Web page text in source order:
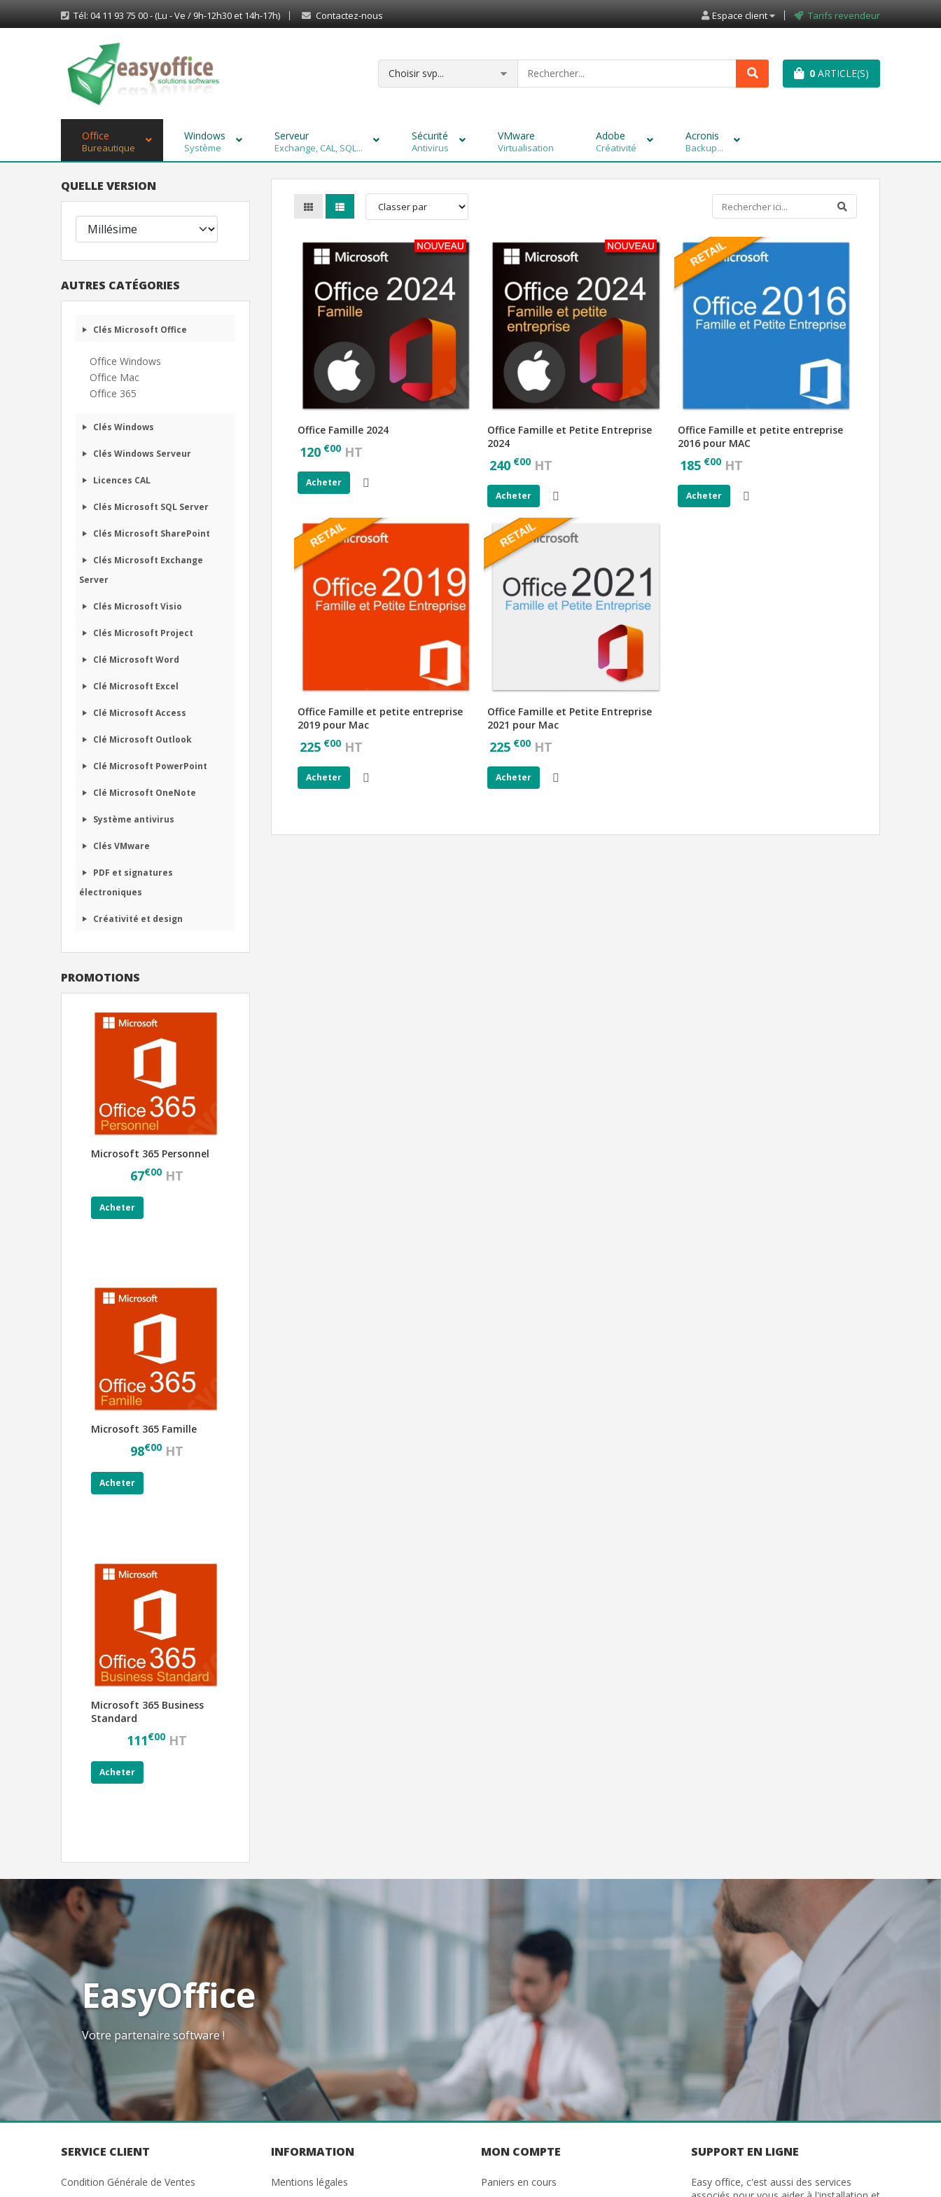
Tél: 04 11 93 75 00 - (Lu - Ve / 9h-12h30 et 14h-17h) Contactez-nous Espace client Tarifs revendeur
0 ARTICLE(S)
Office
Bureautique
Windows
Système
Serveur
Exchange, CAL, SQL...
Sécurité
Antivirus
VMware
Virtualisation
Adobe
Créativité
Acronis
Backup...
QUELLE VERSION
AUTRES CATÉGORIES
Clés Microsoft Office
Office Windows
Office Mac
Office 365
Clés Windows
Clés Windows Serveur
Licences CAL
Clés Microsoft SQL Server
Clés Microsoft SharePoint
Clés Microsoft Exchange
Server
Clés Microsoft Visio
Clés Microsoft Project
Clé Microsoft Word
Clé Microsoft Excel
Clé Microsoft Access
Clé Microsoft Outlook
Clé Microsoft PowerPoint
Clé Microsoft OneNote
Système antivirus
Clés VMware
PDF et signatures
électroniques
Créativité et design
PROMOTIONS
Microsoft 365 Personnel
67€00HT
Acheter
Microsoft 365 Famille
98€00HT
Acheter
Microsoft 365 Business
Standard
111€00HT
Acheter
Office Famille 2024
120 €00 HT
Acheter
Office Famille et Petite Entreprise
2024
240 €00 HT
Acheter
Office Famille et petite entreprise
2016 pour MAC
185 €00HT
Acheter
Office Famille et petite entreprise
2019 pour Mac
225 €00 HT
Acheter
Office Famille et Petite Entreprise
2021 pour Mac
225 €00 HT
Acheter
EasyOffice
Votre partenaire software !
SERVICE CLIENT
Condition Générale de Ventes
INFORMATION
Mentions légales
MON COMPTE
Paniers en cours
SUPPORT EN LIGNE
Easy office, c'est aussi des services